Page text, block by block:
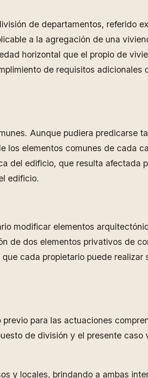
de departamentos, referido
a la agregación de una
horizontal que el propio de
de requisitos adicionales
Aunque pudiera predicarse
los elementos comunes de cada
del edificio, que resulta afectada
edificio.
modificar elementos
de dos elementos privativos de
cada propietario puede realizar
para las actuaciones
de división y el presente caso
y locales, brindando a ambas